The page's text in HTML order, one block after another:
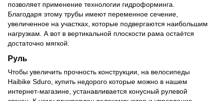
позволяет применение технологии гидроформинга.
Благодаря этому трубы имеют переменное сечение,
увеличенное на участках, которые подвергаются наибольшим
нагрузкам. А вот в вертикальной плоскости рама остаётся
достаточно мягкой.
Руль
Чтобы увеличить прочность конструкции, на велосипеды
Haibike Sduro, купить недорого которые можно в нашем
интернет-магазине, устанавливается конусный рулевой